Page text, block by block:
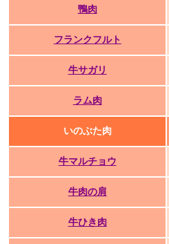
鴨肉
フランクフルト
牛サガリ
ラム肉
いのぶた肉
牛マルチョウ
牛肉の肩
牛ひき肉